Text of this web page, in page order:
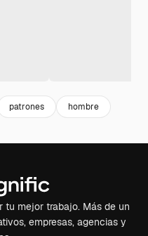
patrones hombre
tu mejor trabajo. Más de un
empresas, agencias y